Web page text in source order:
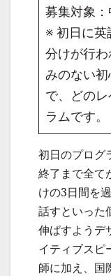
募集対象
※ 初日に英
分けが行
みのない
で、どの
ラムです。
初日のプログ
終了まで全て
けの3日間を
話すといった
伸ばすようデ
イティブスピ
師に加え、国